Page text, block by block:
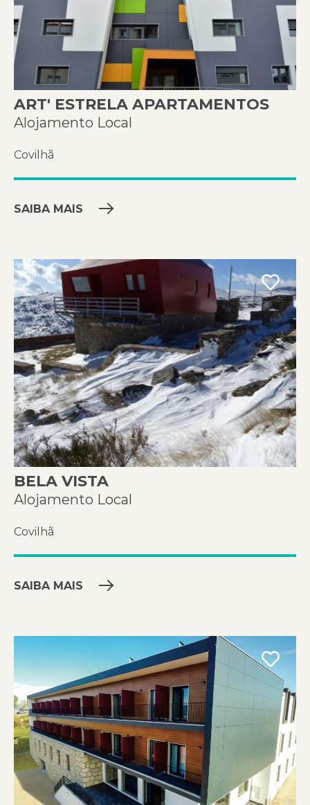
ART' ESTRELA APARTAMENTOS
Alojamento Local
Covilhã
SAIBA MAIS
BELA VISTA
Alojamento Local
Covilhã
SAIBA MAIS